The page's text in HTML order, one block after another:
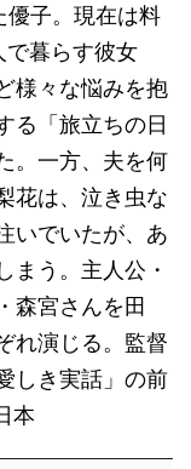
優子。現在は料
暮らす彼女
様々な悩みを抱
る「旅立ちの日
。一方、夫を何
花は、泣き虫な
いでいたが、あ
まう。主人公・
森宮さんを田
れ演じる。監督
しき実話」の前
本